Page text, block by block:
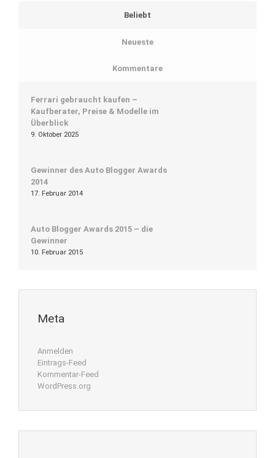
Beliebt
Neueste
Kommentare
Ferrari gebraucht kaufen –
Kaufberater, Preise & Modelle im
Überblick
9. Oktober 2025
Gewinner des Auto Blogger Awards
2014
17. Februar 2014
Auto Blogger Awards 2015 – die
Gewinner
10. Februar 2015
Meta
Anmelden
Eintrags-Feed
Kommentar-Feed
WordPress.org